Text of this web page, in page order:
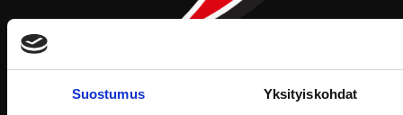
Suostumus Yksityiskohdat
Puistokatu 21, 40200 Jyväskylä